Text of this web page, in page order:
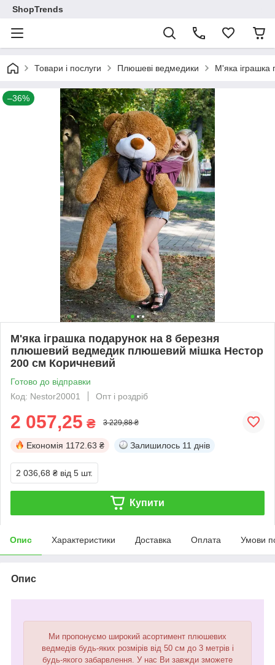
ShopTrends
Товари і послуги Плюшеві ведмедики М'яка
–36%
М'яка іграшка подарунок на 8 березня
плюшевий ведмедик плюшевий мішка Нестор
200 см Коричневий
Готово до відправки
Код: Nestor20001
Опт і роздріб
2 057,25 ₴ 3 229,88 ₴
Економія 1172.63 ₴ Залишилось 11 днів
2 036,68 ₴ від 5 шт.
Купити
Опис Характеристики Доставка Оплата Умови
Опис
Ми пропонуємо широкий асортимент плюшевих
ведмедів будь-яких розмірів від 50 см до 3 метрів і
будь-якого забарвлення. У нас Ви завжди зможете